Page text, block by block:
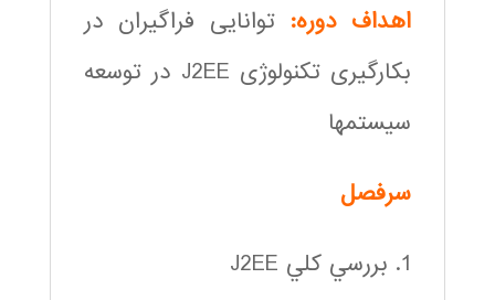
اهداف دوره: توانایی فراگیران در
بکارگیری تکنولوژی J2EE در توسعه
سیستمها
سرفصل
1. بررسي كلي J2EE